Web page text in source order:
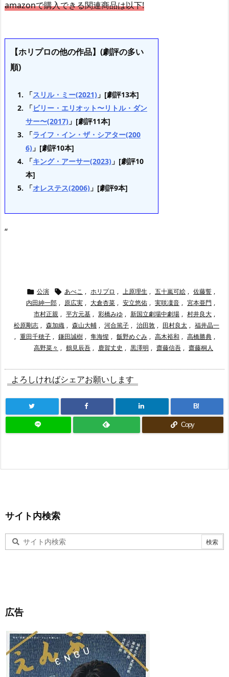
amazonで購入できる関連商品は以下!
【ホリプロの他の作品】(劇評の多い
順)
「スリル・ミー(2021) 」[劇評13本]
「ビリー・エリオット〜リトル・ダン
サー〜(2017) 」[劇評11本]
「ライフ・イン・ザ・シアター(200
6) 」[劇評10本]
「キング・アーサー(2023) 」[劇評10
本]
「オレステス(2006) 」[劇評9本]
“
 公演  あべこ , ホリプロ , 上原理生 , 五十嵐可絵 , 佐藤誓 ,
内田紳一郎 , 原広実 , 大倉杏菜 , 安立悠佑 , 実咲凜音 , 宮本亜門 ,
市村正親 , 平方元基 , 彩橋みゆ , 新国立劇場中劇場 , 村井良大 ,
松原剛志 , 森加織 , 森山大輔 , 河合篤子 , 治田敦 , 田村良太 , 福井晶一
, 重田千穂子 , 鎌田誠樹 , 隼海惺 , 飯野めぐみ , 高木裕和 , 高橋勝典 ,
高野菜々 , 鶴見辰吾 , 鹿賀丈史 , 黒澤明 , 齋藤信吾 , 齋藤桐人
よろしければシェアお願いします
B!
Copy
サイト内検索
広告